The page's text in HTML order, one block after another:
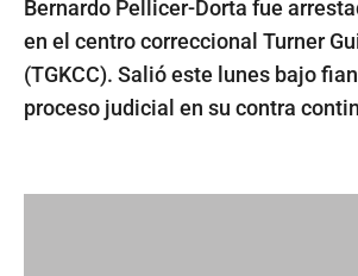
Bernardo Pellicer-Dorta fue
en el centro correccional Turner
(TGKCC). Salió este lunes bajo
proceso judicial en su contra